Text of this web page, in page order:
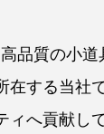
品質の小
する当社
へ貢献して